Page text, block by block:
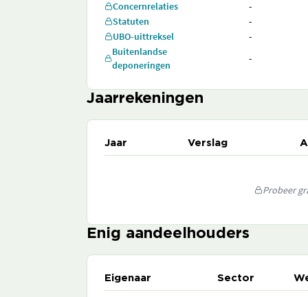
Concernrelaties
-
Statuten
-
UBO-uittreksel
-
Buitenlandse
deponeringen
-
Jaarrekeningen
Jaar Verslag
Probeer
Enig aandeelhouders
Eigenaar Sector